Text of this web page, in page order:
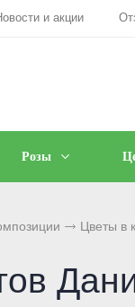
и акции
Розы
Цветы в